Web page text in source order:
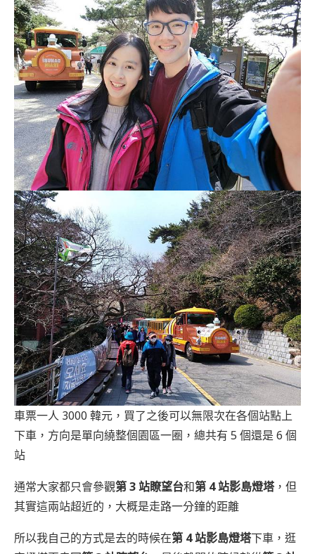
車票一人 3000 韓元，買了之後可以無限次在各個站點上
下車，方向是單向繞整個園區一圈，總共有 5 個還是 6 個
站
通常大家都只會參觀第 3 站瞭望台和第 4 站影島燈塔 ，但
其實這兩站超近的，大概是走路一分鐘的距離
所以我自己的方式是去的時候在第 4 站影島燈塔下車，逛